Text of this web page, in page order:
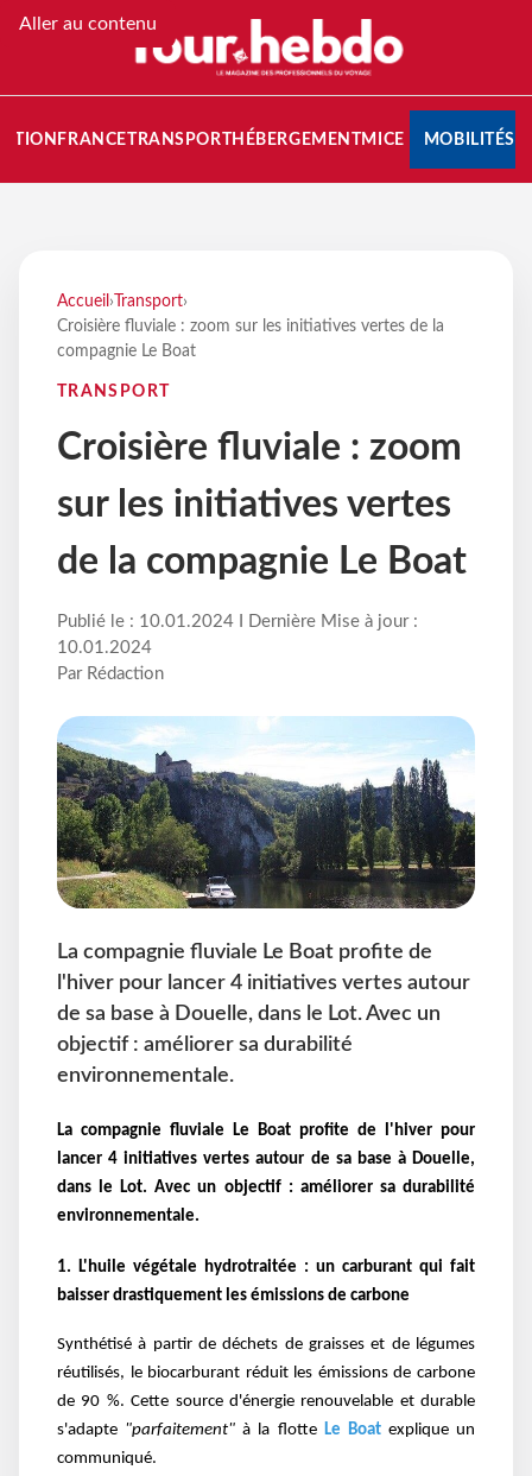
Aller au contenu
FRANCETRANSPORT HÉBERGEMENTMICE MOBILITÉS
Accueil › Transport›
Croisière fluviale : zoom sur les initiatives vertes de la
compagnie Le Boat
TRANSPORT
Croisière fluviale : zoom
sur les initiatives vertes
de la compagnie Le Boat
Publié le : 10.01.2024 I Dernière Mise à jour :
10.01.2024
Par Rédaction
La compagnie fluviale Le Boat profite de
l'hiver pour lancer 4 initiatives vertes autour
de sa base à Douelle, dans le Lot. Avec un
objectif : améliorer sa durabilité
environnementale.
La compagnie fluviale Le Boat profite de l'hiver pour
lancer 4 initiatives vertes autour de sa base à Douelle,
dans le Lot. Avec un objectif : améliorer sa durabilité
environnementale.
1. L'huile végétale hydrotraitée : un carburant qui fait
baisser drastiquement les émissions de carbone
Synthétisé à partir de déchets de graisses et de légumes
réutilisés, le biocarburant réduit les émissions de carbone
de 90 %.Cette source d'énergie renouvelable et durable
s'adapte "parfaitement" à la flotteLe Boatexplique un
communiqué.